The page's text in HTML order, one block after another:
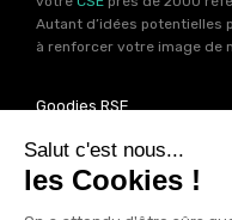
Autant d’idées potentielles
à renforcer votre image de
Goodies RSE
Vous souhaitez
tombe bien ! Un grand
sont fabriqués en France et
permet de trouver un